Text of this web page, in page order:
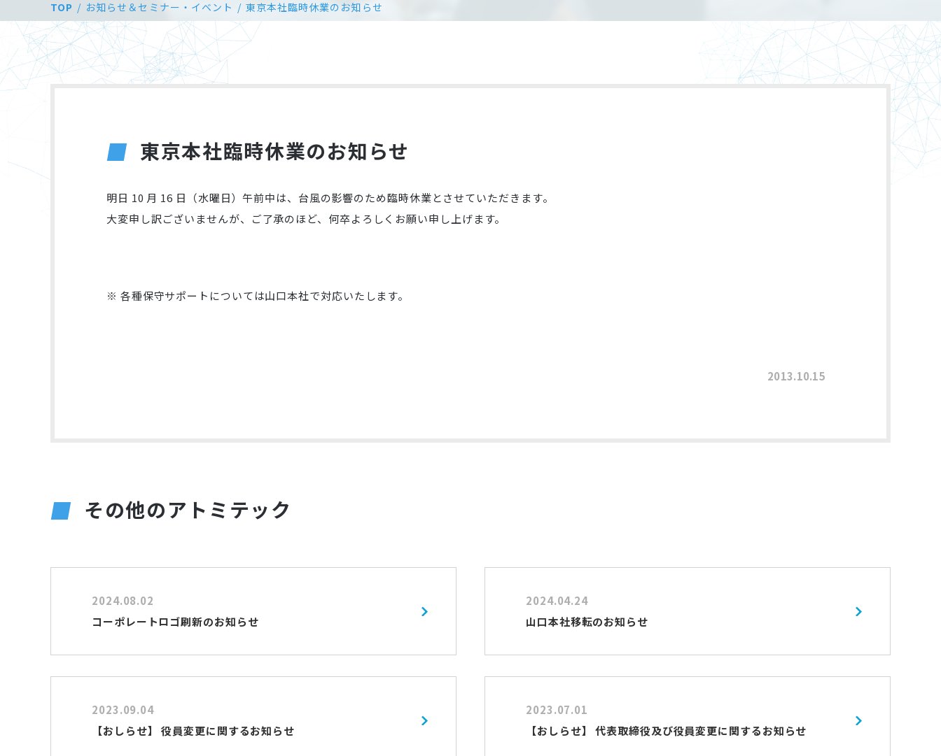
TOP お知らせ＆セミナー・イベント 東京本社臨時休業のお知らせ
東京本社臨時休業のお知らせ
明日 10 月 16 日（水曜日）午前中は、台風の影響のため臨時休業とさせていただきます。
大変申し訳ございませんが、ご了承のほど、何卒よろしくお願い申し上げます。
※ 各種保守サポートについては山口本社で対応いたします。
2013.10.15
その他のアトミテック
2024.08.02
コーポレートロゴ刷新のお知らせ
2024.04.24
山口本社移転のお知らせ
2023.09.04
【おしらせ】 役員変更に関するお知らせ
2023.07.01
【おしらせ】 代表取締役及び役員変更に関するお知らせ